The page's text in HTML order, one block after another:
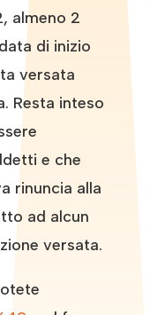
almeno 2
di inizio
versata
Resta inteso
e che
rinuncia alla
ad alcun
versata.